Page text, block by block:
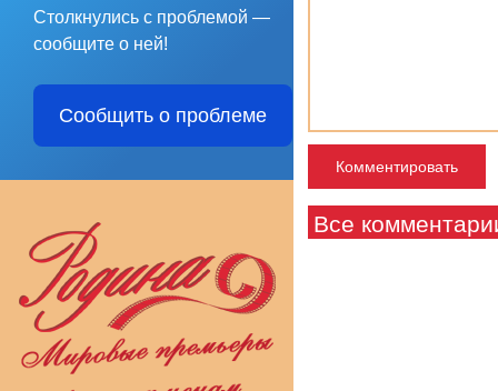
Столкнулись с проблемой —
сообщите о ней!
Сообщить о проблеме
Все